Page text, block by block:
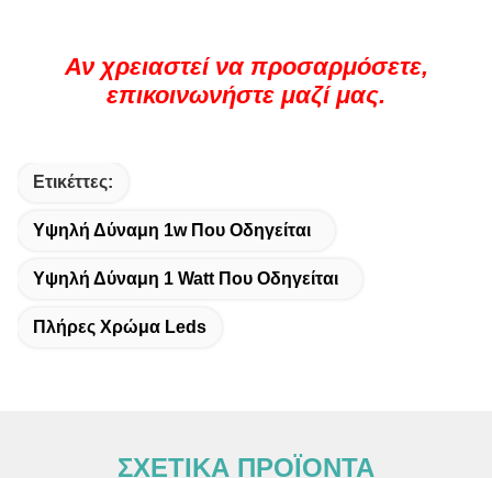
Αν χρειαστεί να προσαρμόσετε,
επικοινωνήστε μαζί μας.
Ετικέττες:
Υψηλή Δύναμη 1w Που Οδηγείται
Υψηλή Δύναμη 1 Watt Που Οδηγείται
Πλήρες Χρώμα Leds
ΣΧΕΤΙΚΑ ΠΡΟΪΟΝΤΑ